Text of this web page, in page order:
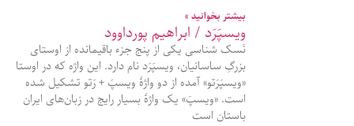
بیشتر بخوانید »
ویسپَرَد / ابراهیم پورداوود
نَسک شناسی یکی از پنج جزء باقیمانده از اوستای
بزرگِ ساسانیان، ویسپَرَد نام دارد. این واژه که در اوستا
«ویسپَرَتو» آمده از دو واژۀ ویسپَ + رَتو تشکیل شده
است. «ویسپَ» یک واژۀ بسیار رایج در زبان‌های ایران
باستان است